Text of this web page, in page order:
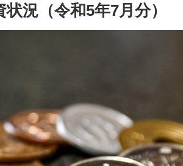
況（令和5年7月分）